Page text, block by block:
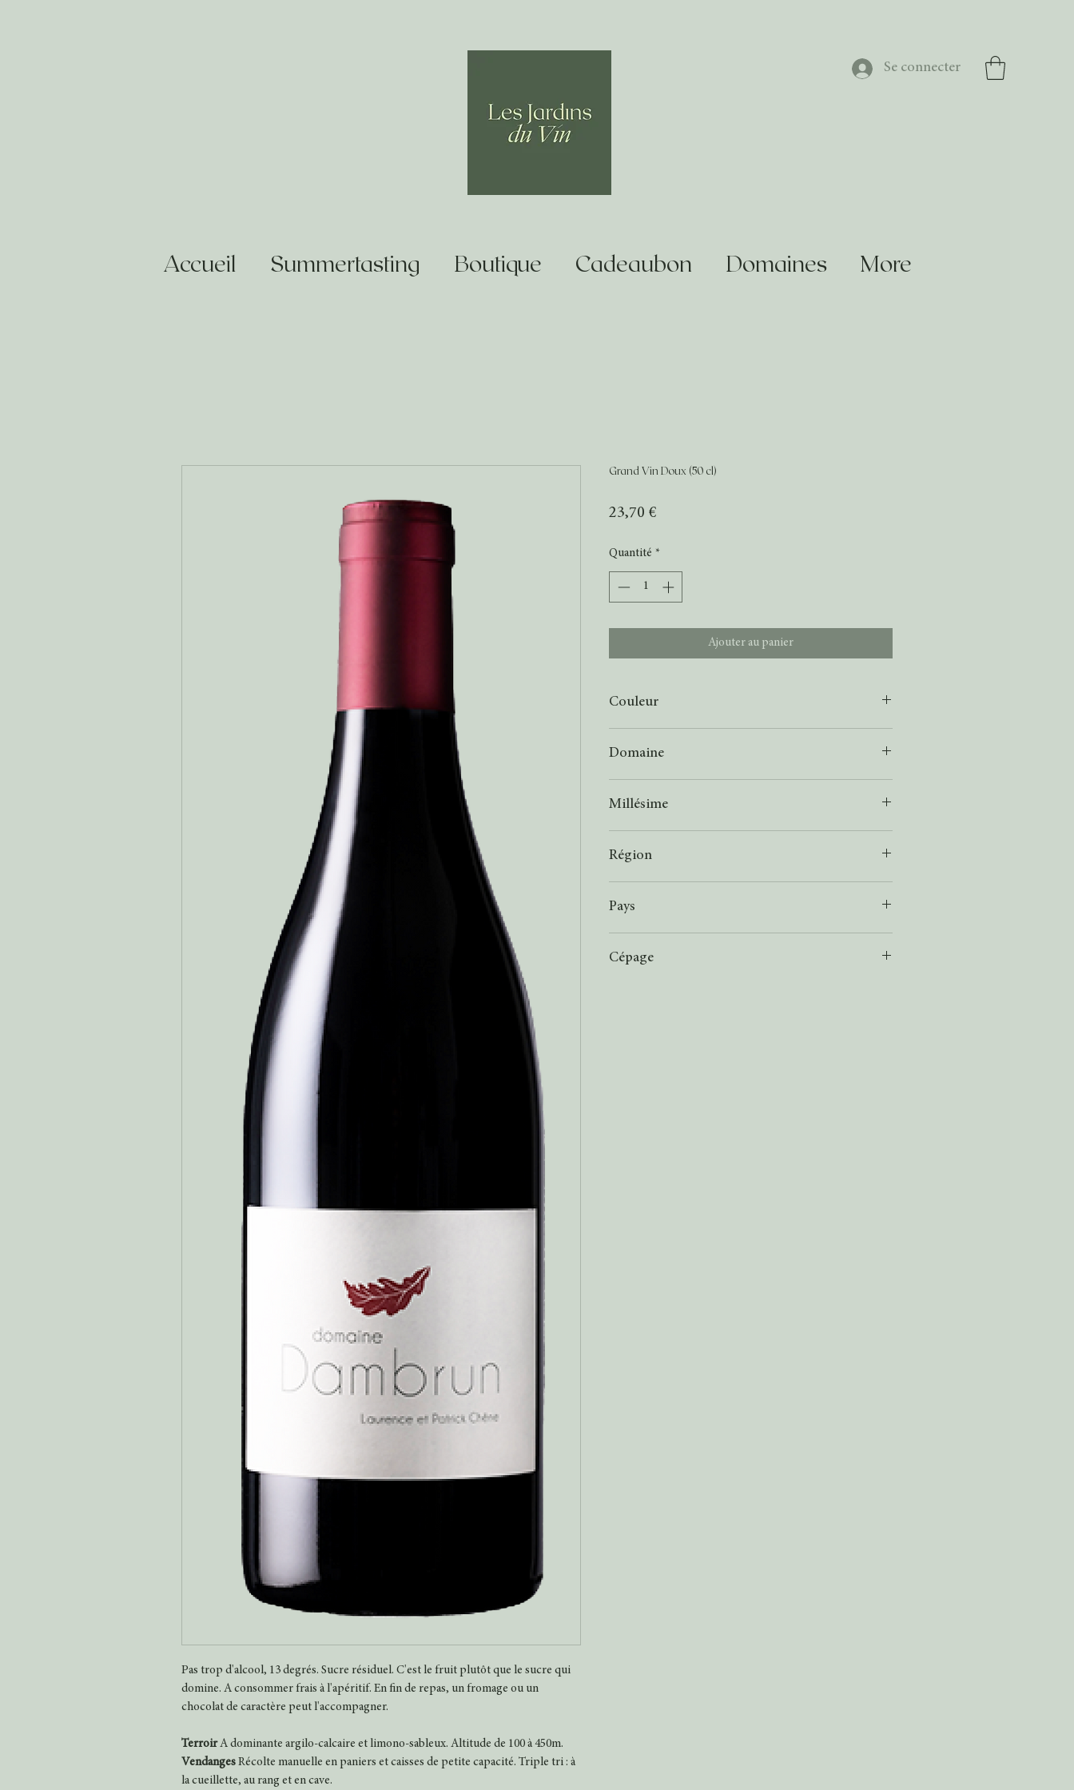
Se connecter
Accueil Summertasting Boutique Cadeaubon Domaines More
Pas trop d'alcool, 13 degrés. Sucre résiduel. C'est le fruit plutôt que le sucre qui
domine. A consommer frais à l'apéritif. En fin de repas, un fromage ou un
chocolat de caractère peut l'accompagner.
TerroirA dominante argilo-calcaire et limono-sableux. Altitude de 100 à 450m.
Vendanges Récolte manuelle en paniers et caisses de petite capacité. Triple tri : à
la cueillette, au rang et en cave.
Grand Vin Doux (50 cl)
23,70 €Prix
Quantité *
Ajouter au panier
Couleur
Domaine
Millésime
Région
Pays
Cépage